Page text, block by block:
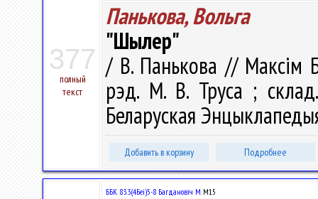
377
полный
текст
Панькова, Вольга
"Шылер"
/ В. Панькова // Максім
рэд. М. В. Труса ;
Беларуская
Добавить в корзину Подробнее
ББК 83.3(4Беі)5-8 Багдановіч М.М15